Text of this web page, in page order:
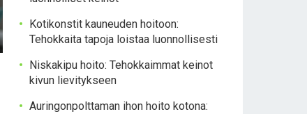
Kotikonstit kauneuden hoitoon:
Tehokkaita tapoja loistaa luonnollisesti
Niskakipu hoito: Tehokkaimmat keinot
kivun lievitykseen
Auringonpolttaman ihon hoito kotona: